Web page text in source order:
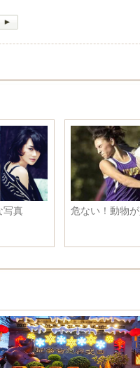
危ない！動物が人類を襲う瞬間